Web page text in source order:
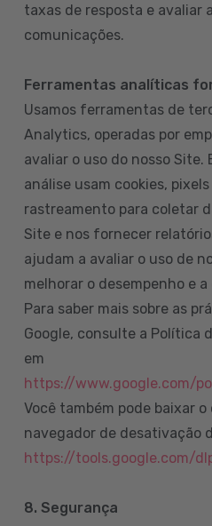
taxas de resposta e avaliar
comunicações.
Ferramentas analíticas
Usamos ferramentas de
Analytics, operadas por
avaliar o uso do nosso Site.
análise usam cookies,
rastreamento para coletar
Site e nos fornecer
ajudam a avaliar o uso de
melhorar o desempenho e
Para saber mais sobre as
Google, consulte a Política
em
https://www.google.com/
Você também pode baixar
navegador de desativação
https://tools.google.com/
8. Segurança